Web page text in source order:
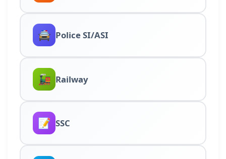
🚔 Police SI/ASI
🚂 Railway
📝 SSC